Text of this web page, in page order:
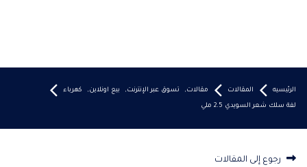
الرئيسيه المقالات مقالات, تسوق عبر الإنترنت, بيع اونلاين, كهرباء
لفة سلك شعر السويدي 2.5 ملي
رجوع إلى المقالات